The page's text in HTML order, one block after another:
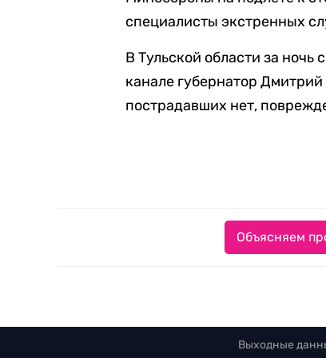
специалисты экстренных
В Тульской области за ночь
канале губернатор
пострадавших нет,
Объясняем
Выходные